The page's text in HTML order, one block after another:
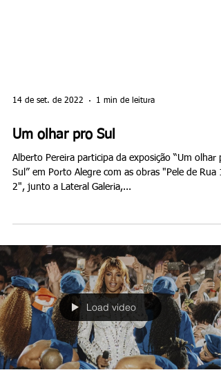
14 de set. de 2022 1 min de leitura
Um olhar pro Sul
Alberto Pereira participa da exposição “Um olhar
Load video